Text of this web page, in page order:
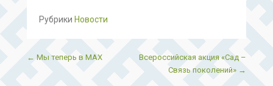
Рубрики Новости
Post navigation
← Мы теперь в MAX
Всероссийская акция «Сад –
Связь поколений» →